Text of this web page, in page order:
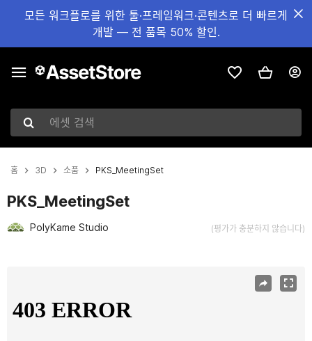
모든 워크플로를 위한 툴·프레임워크·콘텐츠로 더 빠르게
개발 — 전 품목 50% 할인.
에셋 검색
홈 3D 소품 PKS_MeetingSet
PKS_MeetingSet
PolyKame Studio (평가가 충분하지 않습니다)